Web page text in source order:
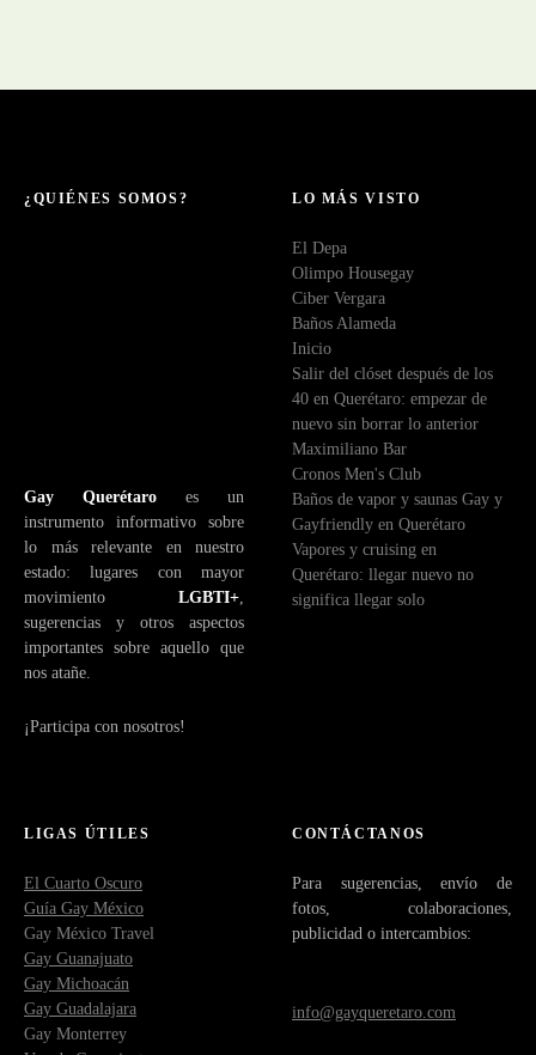
¿QUIÉNES SOMOS?
Gay Querétaro es un
instrumento informativo sobre
lo más relevante en nuestro
estado: lugares con mayor
movimiento LGBTI+
sugerencias y otros aspectos
importantes sobre aquello que
nos atañe.
¡Participa con nosotros!
LO MÁS VISTO
El Depa
Olimpo Housegay
Ciber Vergara
Baños Alameda
Inicio
Salir del clóset después de los
40 en Querétaro: empezar de
nuevo sin borrar lo anterior
Maximiliano Bar
Cronos Men's Club
Baños de vapor y saunas Gay y
Gayfriendly en Querétaro
Vapores y cruising en
Querétaro: llegar nuevo no
significa llegar solo
LIGAS ÚTILES
El Cuarto Oscuro
Guía Gay México
Gay México Travel
Gay Guanajuato
Gay Michoacán
Gay Guadalajara
Gay Monterrey
CONTÁCTANOS
Para sugerencias, envío de
fotos, colaboraciones,
publicidad o intercambios:
info@gayqueretaro.com